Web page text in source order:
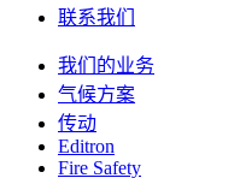
联系我们
我们的业务
气候方案
传动
Editron
Fire Safety